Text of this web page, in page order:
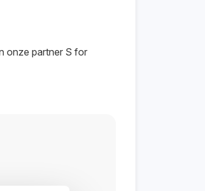
onze partner S for